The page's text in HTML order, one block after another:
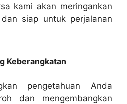
kami akan meringankan
siap untuk perjalanan
Keberangkatan
pengetahuan Anda
dan mengembangkan